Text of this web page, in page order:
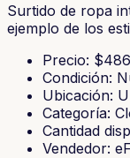
Surtido de ropa
ejemplo de los
Precio: $
Condición:
Ubicación:
Categoría:
Cantidad
Vendedor: